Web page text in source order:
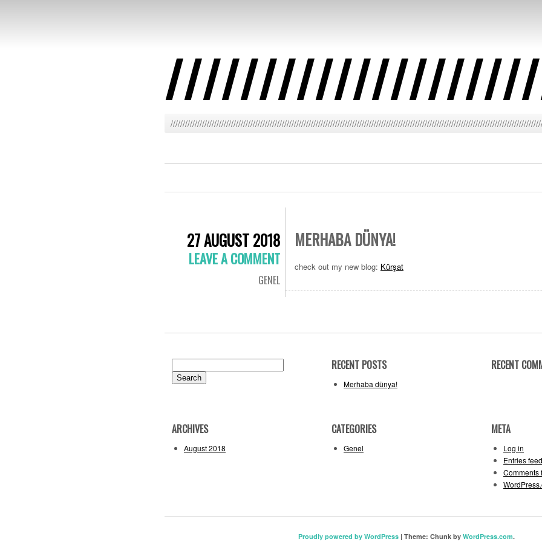
27 AUGUST 2018
LEAVE A COMMENT
GENEL
MERHABA DÜNYA!
check out my new blog: Kürşat
for:
RECENT POSTS
Merhaba dünya!
RECENT
ARCHIVES
August 2018
CATEGORIES
Genel
META
Log in
Entries feed
Comments
Proudly powered by WordPress | Theme: Chunk by WordPress.com.